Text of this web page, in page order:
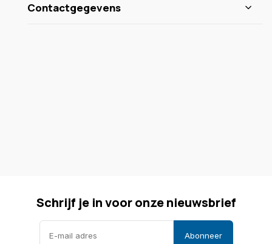
Contactgegevens
Schrijf je in voor onze nieuwsbrief
Abonneer